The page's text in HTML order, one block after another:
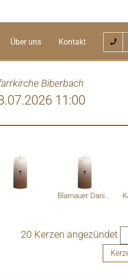
Über uns Kontakt
Biberbach
11:00
Rosa Dornhofer samt
Blamauer Daniela
20 Kerzen angezündet